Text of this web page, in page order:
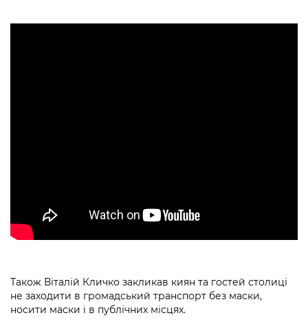
Також Віталій Кличко закликав киян та гостей столиці
не заходити в громадський транспорт без маски,
носити маски і в публічних місцях.